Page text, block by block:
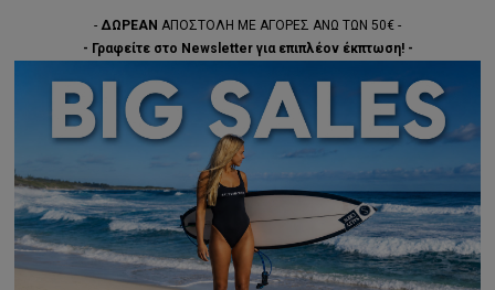
- ΔΩΡΕΑΝ ΑΠΟΣΤΟΛΗ ΜΕ ΑΓΟΡΕΣ ΑΝΩ ΤΩΝ 50€ -
- Γραφείτε στο Newsletter για επιπλέον έκπτωση! -